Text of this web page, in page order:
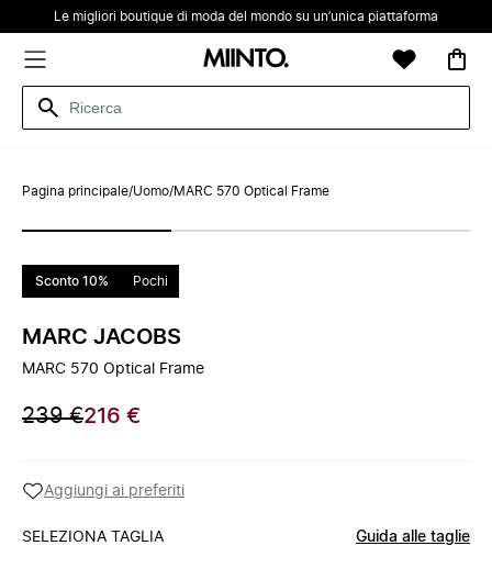
Le migliori boutique di moda del mondo su un’unica piattaforma
Pagina principale/Uomo/MARC 570 Optical Frame
Sconto 10% Pochi
MARC JACOBS
MARC 570 Optical Frame
239 €216 €
Aggiungi ai preferiti
SELEZIONA TAGLIA Guida alle taglie